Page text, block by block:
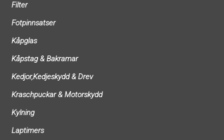
Filter
Fotpinnsatser
Kåpglas
Kåpstag & Bakramar
Kedjor,Kedjeskydd & Drev
Kraschpuckar & Motorskydd
Kylning
Laptimers